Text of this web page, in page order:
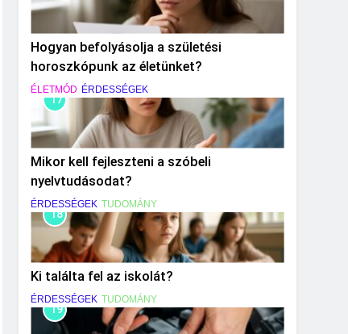
Hogyan befolyásolja a születési
horoszkópunk az életünket?
ÉLETMÓD ÉRDESSÉGEK
17
Mikor kell fejleszteni a szóbeli
nyelvtudásodat?
ÉRDESSÉGEK TUDOMÁNY
18
Ki találta fel az iskolát?
ÉRDESSÉGEK TUDOMÁNY
19